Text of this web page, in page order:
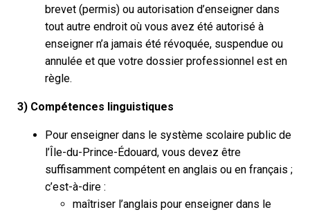
brevet (permis) ou autorisation d’enseigner dans
tout autre endroit où vous avez été autorisé à
enseigner n’a jamais été révoquée, suspendue ou
annulée et que votre dossier professionnel est en
règle.
3) Compétences linguistiques
Pour enseigner dans le système scolaire public de
l’Île-du-Prince-Édouard, vous devez être
suffisamment compétent en anglais ou en français ;
c’est-à-dire :
maîtriser l’anglais pour enseigner dans le